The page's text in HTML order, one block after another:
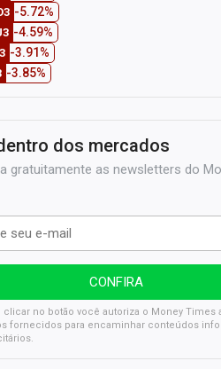
-5.72%
-4.59%
-3.91%
-3.85%
dos mercados
gratuitamente as newsletters do
clicar no botão você autoriza o Money Times
fornecidos para encaminhar conteúdos